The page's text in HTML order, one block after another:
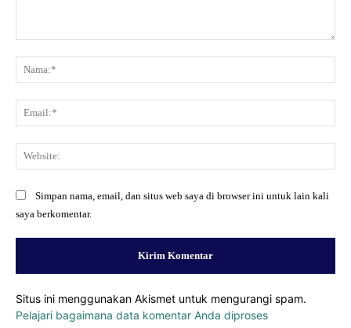
Simpan nama, email, dan situs web saya di browser ini untuk lain kali
saya berkomentar.
Situs ini menggunakan Akismet untuk mengurangi spam.
Pelajari bagaimana data komentar Anda diproses